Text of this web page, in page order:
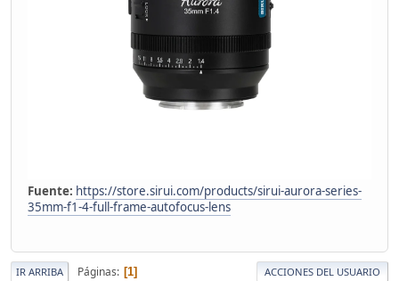
Fuente: https://store.sirui.com/products/sirui-aurora-series-
35mm-f1-4-full-frame-autofocus-lens
IR ARRIBA Páginas 1 ACCIONES DEL USUARIO